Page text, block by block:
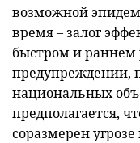
возможной
время – залог
быстром и раннем
предупреждении,
национальных
предполагается,
соразмерен